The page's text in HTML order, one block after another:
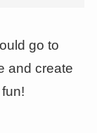
go to
and create